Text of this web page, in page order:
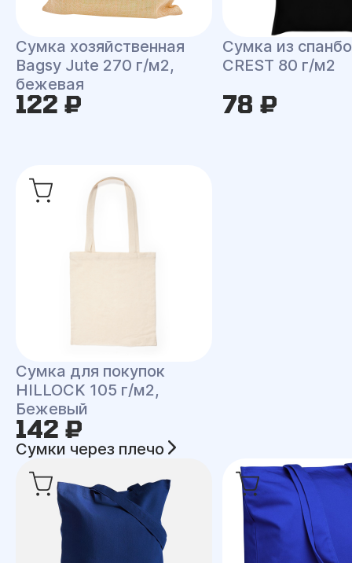
Сумка хозяйственная
Bagsy Jute 270 г/м2,
бежевая
122 ₽
Сумка из
CREST 80 г/м2
78 ₽
Сумка для покупок
HILLOCK 105 г/м2,
Бежевый
142 ₽
Сумки через плечо